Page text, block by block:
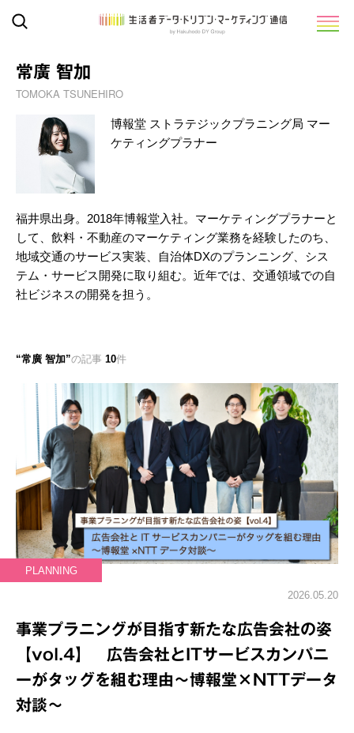
常廣 智加
TOMOKA TSUNEHIRO
博報堂 ストラテジックプラニング局 マー
ケティングプラナー
福井県出身。2018年博報堂入社。マーケティングプラナーと
して、飲料・不動産のマーケティング業務を経験したのち、
地域交通のサービス実装、自治体DXのプランニング、シス
テム・サービス開発に取り組む。近年では、交通領域での自
社ビジネスの開発を担う。
常廣 智加 の記事 10件
PLANNING
2026.05.20
事業プラニングが目指す新たな広告会社の姿
【vol.4】 広告会社とITサービスカンパニ
ーがタッグを組む理由～博報堂×NTTデータ
対談～